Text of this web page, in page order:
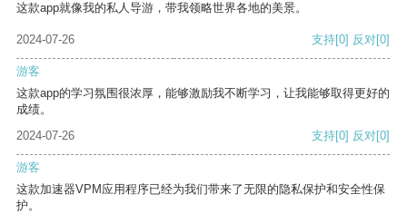
这款app就像我的私人导游，带我领略世界各地的美景。
2024-07-26 支持[0] 反对[0]
游客
这款app的学习氛围很浓厚，能够激励我不断学习，让我能够取得更好的
成绩。
2024-07-26
支持[0] 反对[0]
游客
这款加速器VPM应用程序已经为我们带来了无限的隐私保护和安全性保
护。